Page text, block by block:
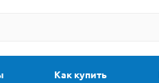
Как купить